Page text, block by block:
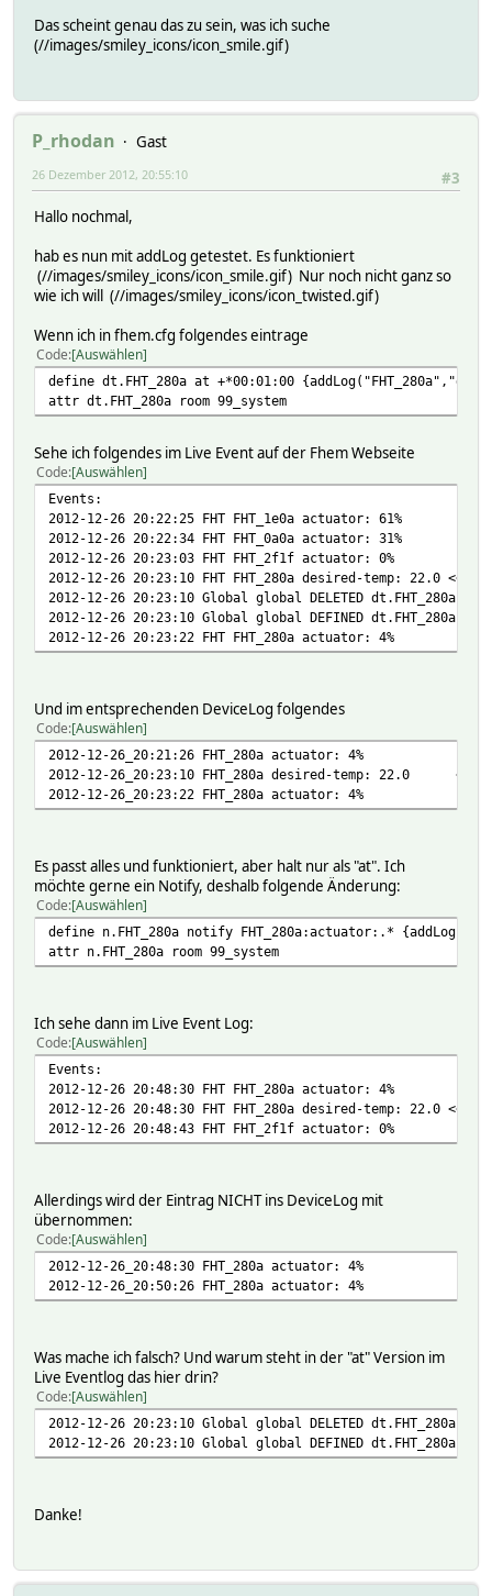
Das scheint genau das zu sein, was ich suche
(//images/smiley_icons/icon_smile.gif)
P_rhodan
Gast
#3
26 Dezember 2012, 20:55:10
Hallo nochmal,
hab es nun mit addLog getestet. Es funktioniert
(//images/smiley_icons/icon_smile.gif) Nur noch nicht ganz so
wie ich will (//images/smiley_icons/icon_twisted.gif)
Wenn ich in fhem.cfg folgendes eintrage
Code Auswählen
define dt.FHT_280a at +*00:01:00
attr dt.FHT_280a room 99_system
Sehe ich folgendes im Live Event auf der Fhem Webseite
Code Auswählen
Events:
2012-12-26 20:22:25 FHT FHT_1e0a actuator: 61%
2012-12-26 20:22:34 FHT FHT_0a0a actuator: 31%
2012-12-26 20:23:03 FHT FHT_2f1f actuator: 0%
2012-12-26 20:23:10 FHT FHT_280a desired-temp: 22.0 <<
2012-12-26 20:23:10 Global global DELETED dt.FHT_280a
2012-12-26 20:23:10 Global global DEFINED dt.FHT_280a
2012-12-26 20:23:22 FHT FHT_280a actuator: 4%
Und im entsprechenden DeviceLog folgendes
Code Auswählen
2012-12-26_20:21:26 FHT_280a actuator: 4%
2012-12-26_20:23:10 FHT_280a desired-temp: 22.0 <<
2012-12-26_20:23:22 FHT_280a actuator: 4%
Es passt alles und funktioniert, aber halt nur als "at". Ich
möchte gerne ein Notify, deshalb folgende Änderung:
Code Auswählen
define n.FHT_280a notify FHT_280a:actuator:.*
attr n.FHT_280a room 99_system
Ich sehe dann im Live Event Log:
Code Auswählen
Events:
2012-12-26 20:48:30 FHT FHT_280a actuator: 4%
2012-12-26 20:48:30 FHT FHT_280a desired-temp: 22.0 <<
2012-12-26 20:48:43 FHT FHT_2f1f actuator: 0%
Allerdings wird der Eintrag NICHT ins DeviceLog mit
übernommen:
Code Auswählen
2012-12-26_20:48:30 FHT_280a actuator: 4%
2012-12-26_20:50:26 FHT_280a actuator: 4%
Was mache ich falsch? Und warum steht in der "at" Version im
Live Eventlog das hier drin?
Code Auswählen
2012-12-26 20:23:10 Global global DELETED dt.FHT_280a
2012-12-26 20:23:10 Global global DEFINED dt.FHT_280a
Danke!